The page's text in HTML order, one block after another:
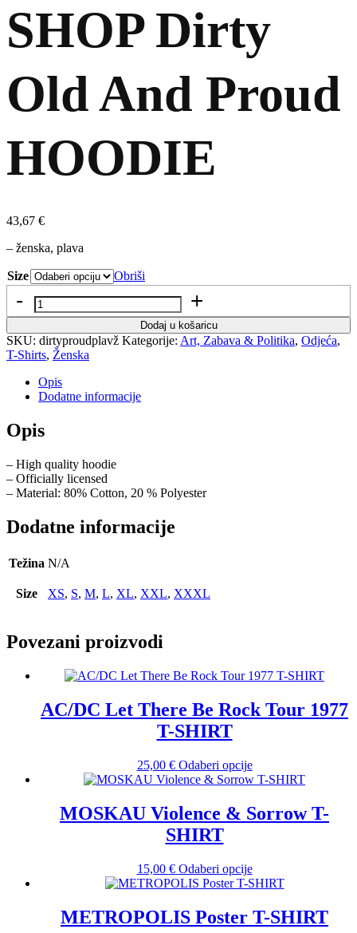
SHOP Dirty
Old And Proud
HOODIE
43,67 €
– ženska, plava
Size
Obriši
Dodaj u košaricu
SKU: dirtyproudplavž Kategorije: Art, Zabava & Politika, Odjeća,
T-Shirts, Ženska
Opis
Dodatne informacije
Opis
– High quality hoodie
– Officially licensed
– Material: 80% Cotton, 20 % Polyester
Dodatne informacije
Težina N/A
Size XS, S, M, L, XL, XXL, XXXL
Povezani proizvodi
AC/DC Let There Be Rock Tour 1977
T-SHIRT
25,00 € Odaberi opcijeOvaj
proizvod
više
varijanti.
mogu
odabrati
na
stranici
proizvoda
MOSKAU Violence & Sorrow T-
SHIRT
15,00 € Odaberi opcijeOvaj
proizvod
više
varijanti.
METROPOLIS Poster T-SHIRT